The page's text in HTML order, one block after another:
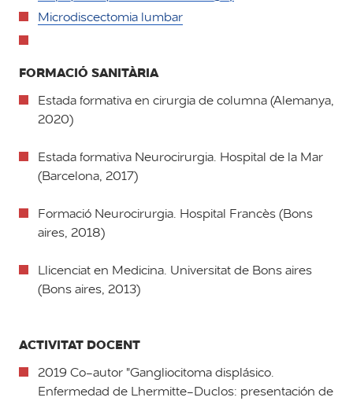
Microdiscectomia lumbar
FORMACIÓ SANITÀRIA
Estada formativa en cirurgia de columna (Alemanya,
2020)
Estada formativa Neurocirurgia. Hospital de la Mar
(Barcelona, 2017)
Formació Neurocirurgia. Hospital Francès (Bons
aires, 2018)​​​​
Llicenciat en Medicina. Universitat de Bons aires
(Bons aires, 2013)
ACTIVITAT DOCENT
2019 Co-autor "Gangliocitoma displásico.
Enfermedad de Lhermitte-Duclos: presentación de